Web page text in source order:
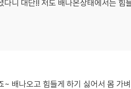
니 대단!! 저도 배나온상태에서는 힘
배나오고 힘들게 하기 싫어서 몸 가